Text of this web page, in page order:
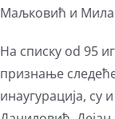
Маљковић и
На списку od 95
признање
инаугурација, су